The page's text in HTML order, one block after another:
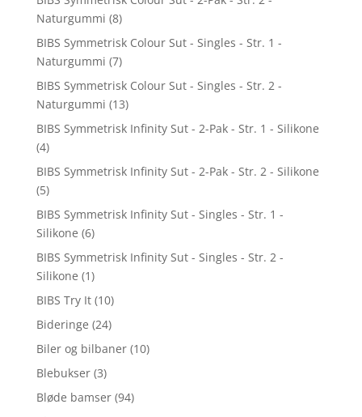
Naturgummi (8)
BIBS Symmetrisk Colour Sut - Singles - Str. 1 -
Naturgummi (7)
BIBS Symmetrisk Colour Sut - Singles - Str. 2 -
Naturgummi (13)
BIBS Symmetrisk Infinity Sut - 2-Pak - Str. 1 - Silikone
(4)
BIBS Symmetrisk Infinity Sut - 2-Pak - Str. 2 - Silikone
(5)
BIBS Symmetrisk Infinity Sut - Singles - Str. 1 -
Silikone (6)
BIBS Symmetrisk Infinity Sut - Singles - Str. 2 -
Silikone (1)
BIBS Try It (10)
Bideringe (24)
Biler og bilbaner (10)
Blebukser (3)
Bløde bamser (94)